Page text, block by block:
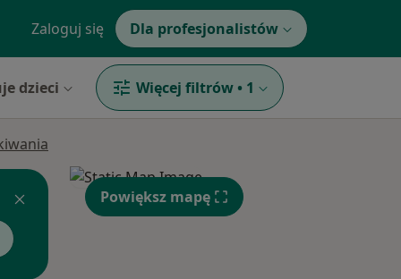
Zaloguj się Dla profesjonalistów
dzieci Więcej filtrów • 1
Powiększ mapę